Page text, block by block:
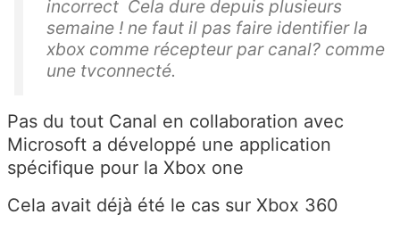
incorrect Cela dure depuis plusieurs
semaine ! ne faut il pas faire identifier la
xbox comme récepteur par canal? comme
une tvconnecté.
Pas du tout Canal en collaboration avec
Microsoft a développé une application
spécifique pour la Xbox one
Cela avait déjà été le cas sur Xbox 360